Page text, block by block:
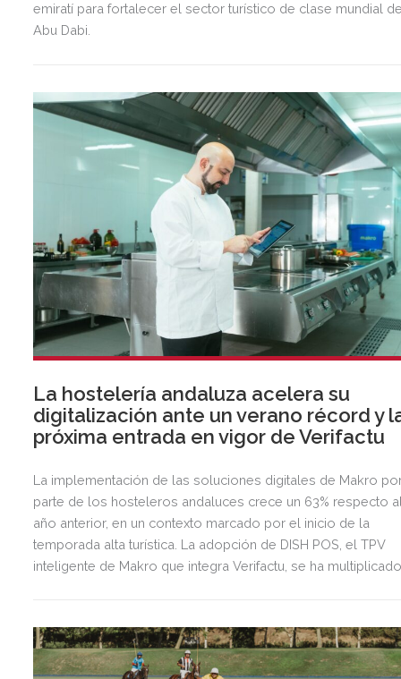
emiratí para fortalecer el sector turístico de clase mundial
Abu Dabi.
La hostelería andaluza acelera su
digitalización ante un verano récord y
próxima entrada en vigor de Verifactu
La implementación de las soluciones digitales de Makro
parte de los hosteleros andaluces crece un 63% respecto
año anterior, en un contexto marcado por el inicio de la
temporada alta turística. La adopción de DISH POS, el TPV
inteligente de Makro que integra Verifactu, se ha